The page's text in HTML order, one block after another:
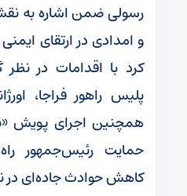
رسولی ضمن اشاره به
و امدادی در ارتقای
کرد با اقدامات در
پلیس راهور فراجا،
همچنین اجرای پویش
حمایت رئیس‌جمهور
کاهش حوادث جاده‌ای در